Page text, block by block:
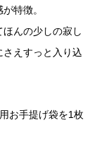
特徴。
んの少しの寂し
えすっと入り込
お手提げ袋を1枚